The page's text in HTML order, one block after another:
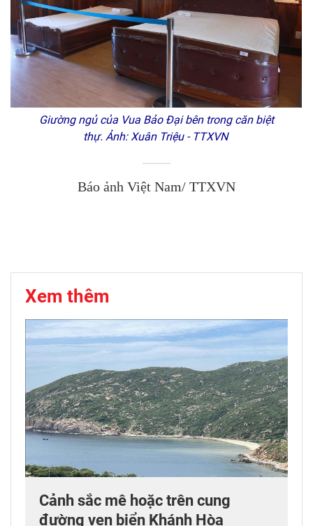
Giường ngủ của Vua Bảo Đại bên trong căn biệt
thự. Ảnh: Xuân Triệu - TTXVN
Báo ảnh Việt Nam/ TTXVN
Xem thêm
Cảnh sắc mê hoặc trên cung
đường ven biển Khánh Hòa